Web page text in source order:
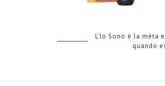
L‘Io Sono è la mèta
quando